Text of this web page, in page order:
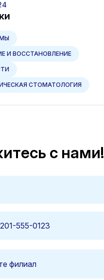
И ВОССТАНОВЛЕНИЕ
СТОМАТОЛОГИЯ
с нами!
филиал